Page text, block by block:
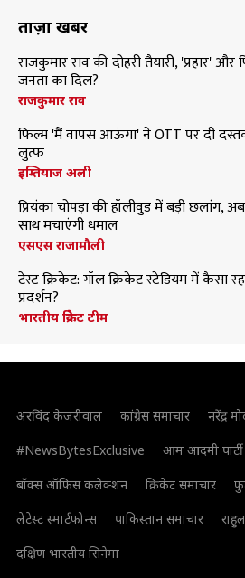
ताज़ा खबरें
राजकुमार राव की दोहरी तैयारी, 'प्रहार'
जनता का दिल?
राजकुमार राव
फिल्म 'मैं वापस आऊंगा' ने OTT पर दी
लुत्फ
इम्तियाज अली
प्रियंका चोपड़ा की हॉलीवुड में बड़ी छलांग,
साथ मचाएंगी धमाल
एसएस राजामौली
टेस्ट क्रिकेट: गॉल क्रिकेट स्टेडियम में कैसा
प्रदर्शन?
भारतीय क्रिकेट टीम
अरविंद केजरीवाल कांग्रेस समाचार नरेंद्र
#NewsBytesExclusive
आम आदमी पार्टी
बॉक्स ऑफिस कलेक्शन
क्रिकेट समाचार
लेटेस्ट स्मार्टफोन्स
पाकिस्तान समाचार
दक्षिण भारतीय सिनेमा